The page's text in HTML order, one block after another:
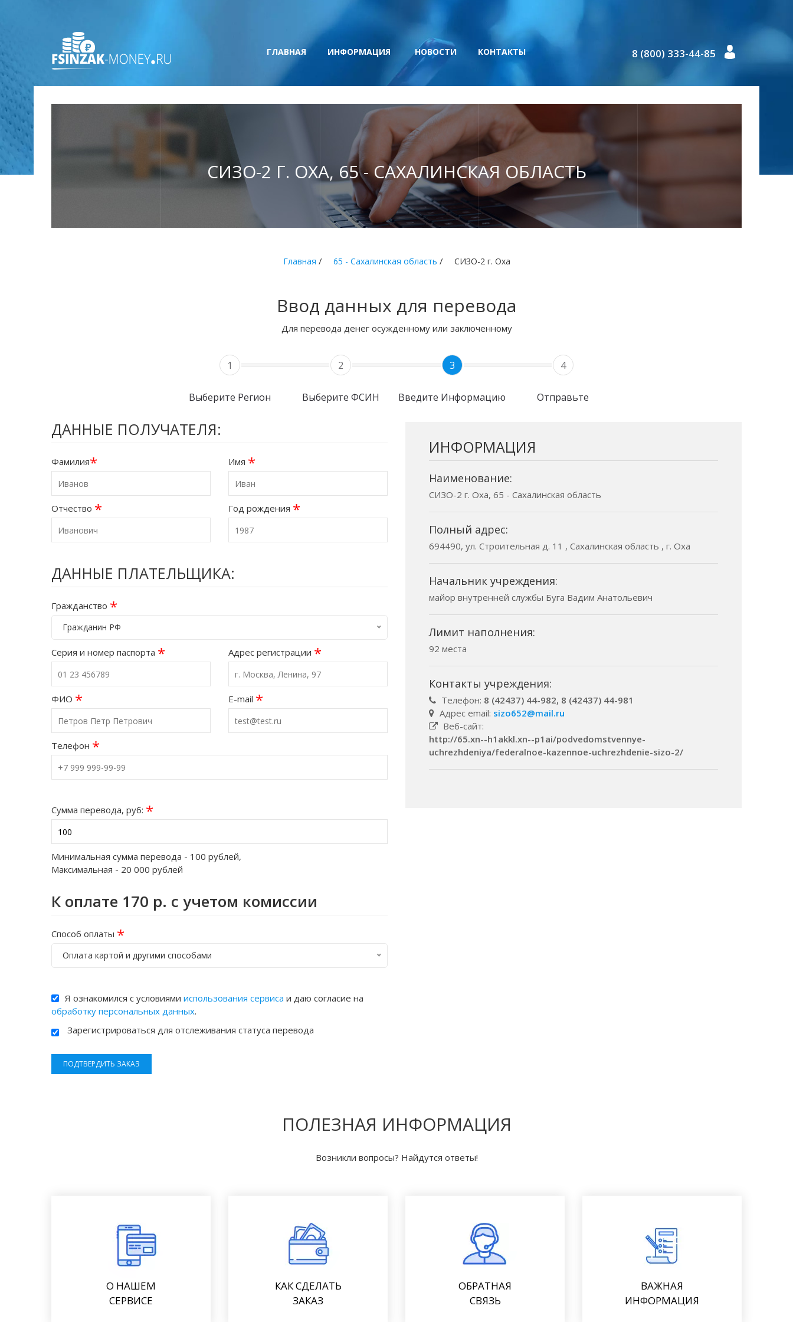
ГЛАВНАЯ ИНФОРМАЦИЯ НОВОСТИ КОНТАКТЫ 8 (800) 333-44-85
СИЗО-2 Г. ОХА, 65 - САХАЛИНСКАЯ ОБЛАСТЬ
Главная / 65 - Сахалинская область / СИЗО-2 г. Оха
Ввод данных для перевода
Для перевода денег осужденному или заключенному
1
Выберите Регион
2
Выберите ФСИН
3
Введите Информацию
4
Отправьте
ДАННЫЕ ПОЛУЧАТЕЛЯ:
Фамилия* Имя *
Отчество * Год рождения *
ДАННЫЕ ПЛАТЕЛЬЩИКА:
Гражданство *
Гражданин РФ
Серия и номер паспорта * Адрес регистрации *
ФИО * E-mail *
Телефон *
Сумма перевода, руб: *
Минимальная сумма перевода - 100 рублей,
Максимальная - 20 000 рублей
К оплате 170 р. с учетом комиссии
Способ оплаты *
Оплата картой и другими способами
Я ознакомился с условиями использования сервиса и даю согласие на
обработку персональных данных.
Зарегистрироваться для отслеживания статуса перевода
ПОДТВЕРДИТЬ ЗАКАЗ
ИНФОРМАЦИЯ
Наименование:
СИЗО-2 г. Оха, 65 - Сахалинская область
Полный адрес:
694490, ул. Строительная д. 11 , Сахалинская область , г. Оха
Начальник учреждения:
майор внутренней службы Буга Вадим Анатольевич
Лимит наполнения:
92 места
Контакты учреждения:
Телефон: 8 (42437) 44-982, 8 (42437) 44-981
Адрес email: sizo652@mail.ru
Веб-сайт:
http://65.xn--h1akkl.xn--p1ai/podvedomstvennye-
uchrezhdeniya/federalnoe-kazennoe-uchrezhdenie-sizo-2/
ПОЛЕЗНАЯ ИНФОРМАЦИЯ
Возникли вопросы? Найдутся ответы!
О НАШЕМ
СЕРВИСЕ
КАК СДЕЛАТЬ
ЗАКАЗ
ОБРАТНАЯ
СВЯЗЬ
ВАЖНАЯ
ИНФОРМАЦИЯ